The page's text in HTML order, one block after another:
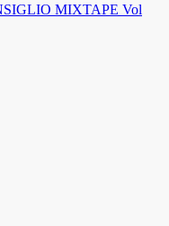
MIXTAPE Vol